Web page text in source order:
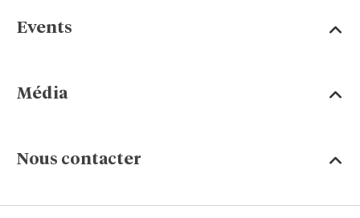
Events
Média
Nous contacter